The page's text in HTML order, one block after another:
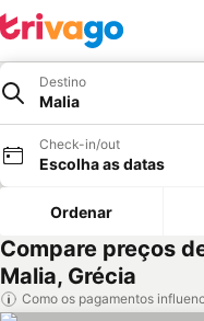
Destino
Malia
Check-in/out
Escolha as datas
Ordenar
Compare preços
Malia, Grécia
Como os pagamentos